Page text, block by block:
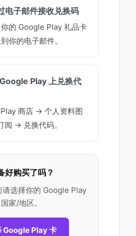
电子邮件接收兑换码
的 Google Play 礼品卡
你的电子邮件。
Play 上兑换代
商店 → 个人资料图
→ 兑换代码。
好购买了吗？
请选择你的 Google Play
国家/地区。
Google Play 卡